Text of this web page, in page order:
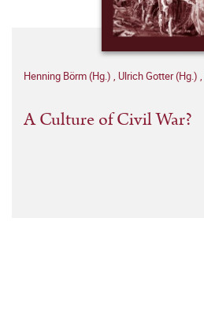
Henning Börm (Hg.) , Ulrich Gotter (Hg.) ,
A Culture of Civil War?